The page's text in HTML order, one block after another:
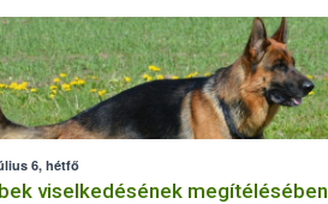
6, hétfő
viselkedésének megítélésében